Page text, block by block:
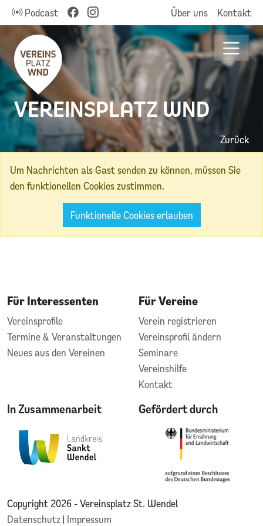
Podcast Über uns Kontakt
VEREINSPLATZ WND
Zurück
Um Nachrichten als Gast senden zu können, müssen Sie
den funktionellen Cookies zustimmen.
Funktionelle Cookies erlauben
Für Interessenten
Vereinsprofile
Termine & Veranstaltungen
Neues aus den Vereinen
Für Vereine
Verein registrieren
Vereinsprofil ändern
Seminare
Vereinshilfe
Kontakt
In Zusammenarbeit Gefördert durch
Copyright 2026 - Vereinsplatz St. Wendel
Datenschutz| Impressum